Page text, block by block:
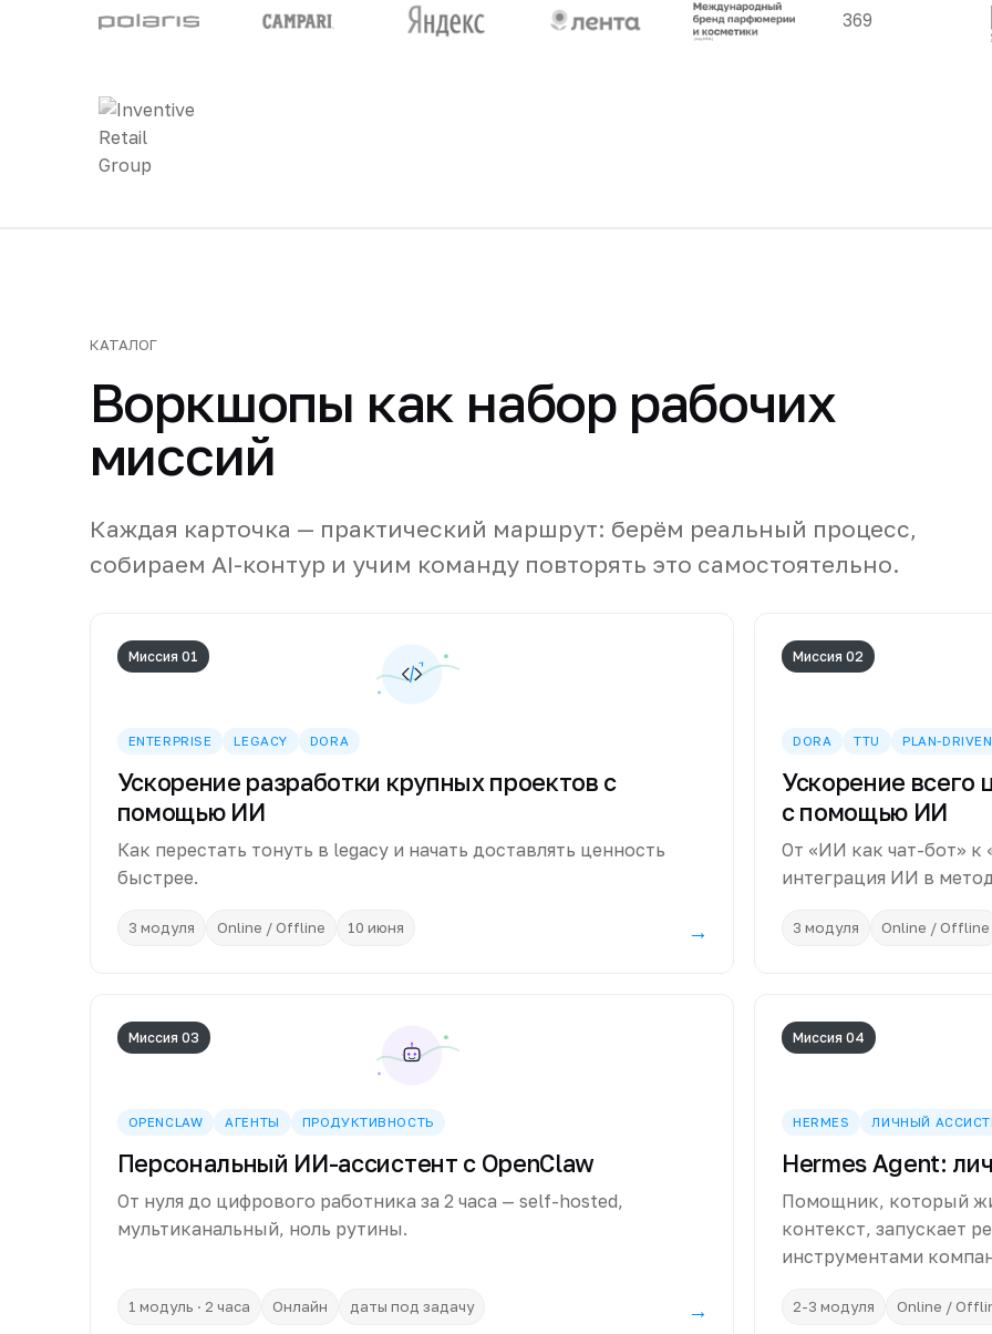
КАТАЛОГ
Воркшопы как набор рабочих
миссий
Каждая карточка — практический маршрут: берём реальный процесс,
собираем AI-контур и учим команду повторять это самостоятельно.
Миссия 01
ENTERPRISE LEGACY DORA
Ускорение разработки крупных проектов с
помощью ИИ
Как перестать тонуть в legacy и начать доставлять ценность
быстрее.
3 модуля Online / Offline 10 июня →
Миссия 02
DORA TTU PLAN-
Ускорение всего
с помощью ИИ
От «ИИ как чат-бот»
интеграция ИИ в
3 модуля Online / Offline
Миссия 03
OPENCLAW АГЕНТЫ ПРОДУКТИВНОСТЬ
Персональный ИИ-ассистент с OpenClaw
От нуля до цифрового работника за 2 часа — self-hosted,
мультиканальный, ноль рутины.
1 модуль · 2 часа Онлайн даты под задачу →
Миссия 04
HERMES ЛИЧНЫЙ
Hermes Agent:
Помощник, который
контекст, запускает
инструментами
2-3 модуля Online /